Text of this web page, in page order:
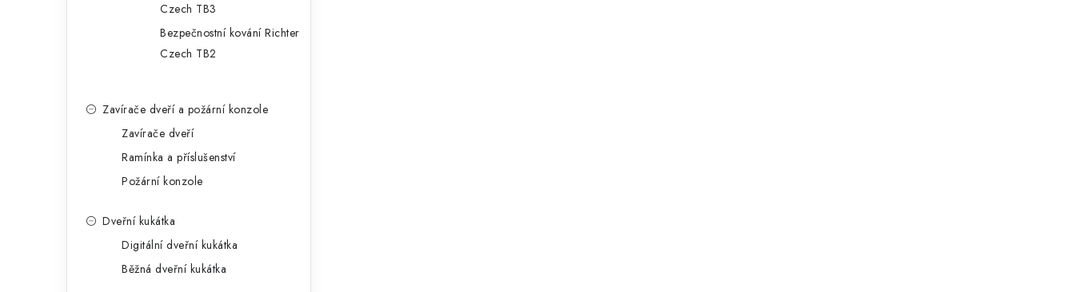
Czech TB3
Bezpečnostní kování Richter
Czech TB2
Zavírače dveří a požární konzole
Zavírače dveří
Ramínka a příslušenství
Požární konzole
Dveřní kukátka
Digitální dveřní kukátka
Běžná dveřní kukátka